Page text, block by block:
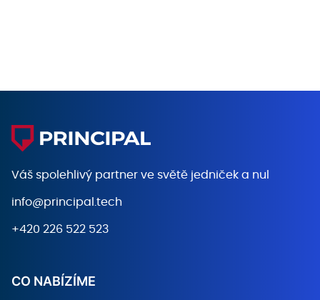
Váš spolehlivý partner ve světě jedniček a nul
info@principal.tech
+420 226 522 523
CO NABÍZÍME